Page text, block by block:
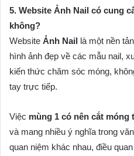
5. Website Ảnh Nail có cung
không?
Website Ảnh Nail là một nền
hình ảnh đẹp về các mẫu nail,
kiến thức chăm sóc móng,
tay trực tiếp.
Việc mùng 1 có nên cắt móng
và mang nhiều ý nghĩa trong
quan niệm khác nhau, điều